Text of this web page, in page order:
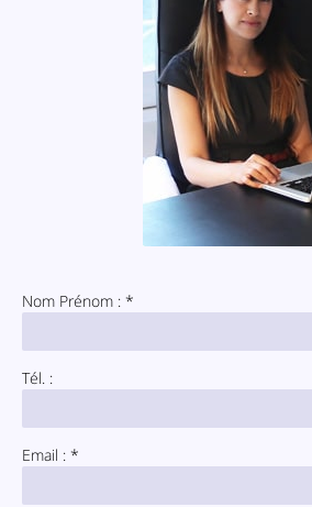
Nom Prénom : *
Tél. :
Email : *